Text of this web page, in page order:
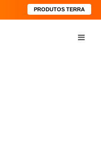
PRODUTOS TERRA